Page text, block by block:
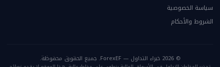
سياسة الخصوصية
الشروط والأحكام
© 2026 خبراء التداول — ForexEF. جميع الحقوق محفوظة.